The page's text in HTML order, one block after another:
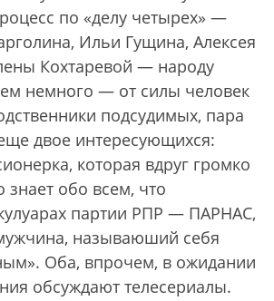
по «делу четырех» —
Ильи Гущина, Алексея
Кохтаревой — народу
немного — от силы человек
подсудимых, пара
двое интересующихся:
которая вдруг громко
знает обо всем, что
партии РПР — ПАРНАС,
называюший себя
Оба, впрочем, в ожидании
обсуждают телесериалы.